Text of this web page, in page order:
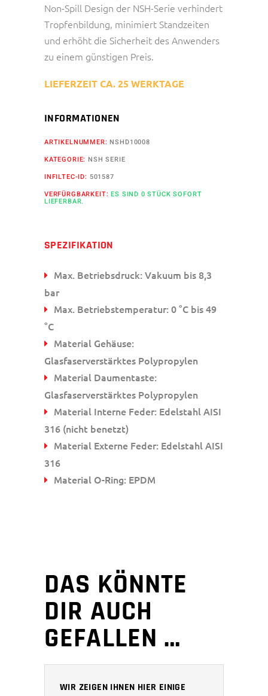
Non-Spill Design der NSH-Serie verhindert
Tropfenbildung, minimiert Standzeiten
und erhöht die Sicherheit des Anwenders
zu einem günstigen Preis.
LIEFERZEIT CA. 25 WERKTAGE
INFORMATIONEN
ARTIKELNUMMER:NSHD10008
KATEGORIE:NSH SERIE
INFILTEC-ID: 501587
VERFÜRGBARKEIT:ES SIND 0 STÜCK SOFORT
LIEFERBAR.
SPEZIFIKATION
Max. Betriebsdruck: Vakuum bis 8,3
bar
Max. Betriebstemperatur: 0 °C bis 49
°C
Material Gehäuse:
Glasfaserverstärktes Polypropylen
Material Daumentaste:
Glasfaserverstärktes Polypropylen
Material Interne Feder: Edelstahl AISI
316 (nicht benetzt)
Material Externe Feder: Edelstahl AISI
316
Material O-Ring: EPDM
DAS KÖNNTE
DIR AUCH
GEFALLEN …
WIR ZEIGEN IHNEN HIER EINIGE